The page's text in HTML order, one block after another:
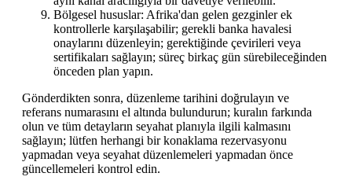
Bölgesel hususlar: Afrika'dan gelen gezginler ek
kontrollerle karşılaşabilir; gerekli banka havalesi
onaylarını düzenleyin; gerektiğinde çevirileri veya
sertifikaları sağlayın; süreç birkaç gün sürebileceğinden
önceden plan yapın.
Gönderdikten sonra, düzenleme tarihini doğrulayın ve
referans numarasını el altında bulundurun; kuralın farkında
olun ve tüm detayların seyahat planıyla ilgili kalmasını
sağlayın; lütfen herhangi bir konaklama rezervasyonu
yapmadan veya seyahat düzenlemeleri yapmadan önce
güncellemeleri kontrol edin.